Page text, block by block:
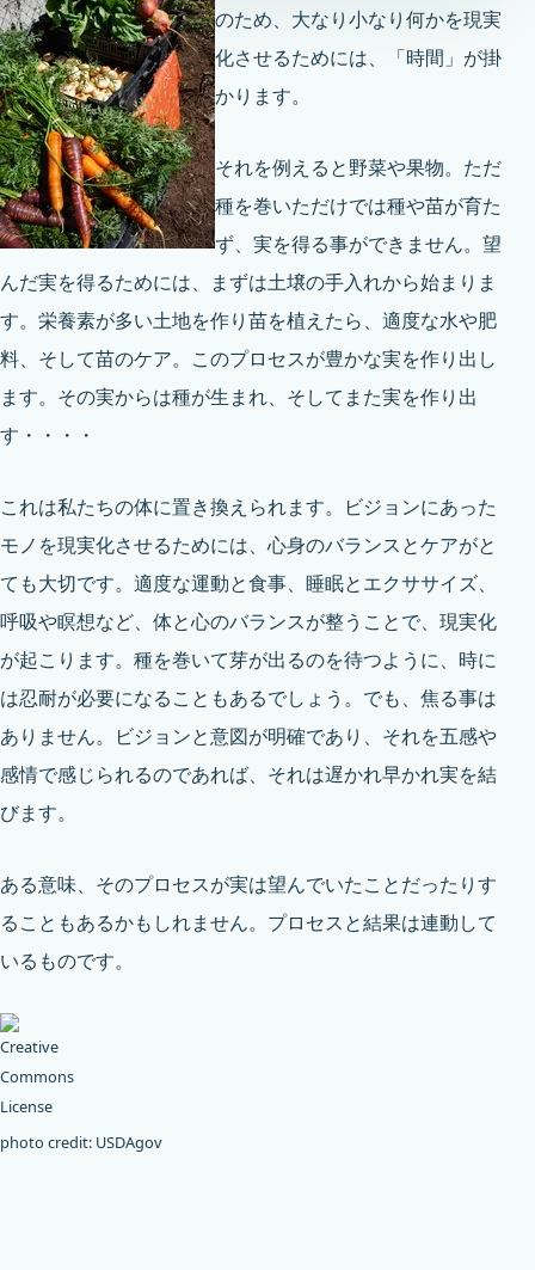
のため、大なり小なり何かを現実
化させるためには、「時間」が掛
かります。
それを例えると野菜や果物。ただ
種を巻いただけでは種や苗が育た
ず、実を得る事ができません。望
んだ実を得るためには、まずは土壌の手入れから始まりま
す。栄養素が多い土地を作り苗を植えたら、適度な水や肥
料、そして苗のケア。このプロセスが豊かな実を作り出し
ます。その実からは種が生まれ、そしてまた実を作り出
す・・・・
これは私たちの体に置き換えられます。ビジョンにあった
モノを現実化させるためには、心身のバランスとケアがと
ても大切です。適度な運動と食事、睡眠とエクササイズ、
呼吸や瞑想など、体と心のバランスが整うことで、現実化
が起こります。種を巻いて芽が出るのを待つように、時に
は忍耐が必要になることもあるでしょう。でも、焦る事は
ありません。ビジョンと意図が明確であり、それを五感や
感情で感じられるのであれば、それは遅かれ早かれ実を結
びます。
ある意味、そのプロセスが実は望んでいたことだったりす
ることもあるかもしれません。プロセスと結果は連動して
いるものです。
photo credit: USDAgov